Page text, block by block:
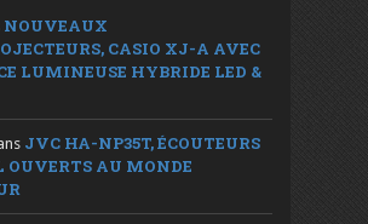
NOUVEAUX
CASIO XJ-A AVEC
LUMINEUSE HYBRIDE LED &
JVC HA-NP35T, ÉCOUTEURS
OUVERTS AU MONDE